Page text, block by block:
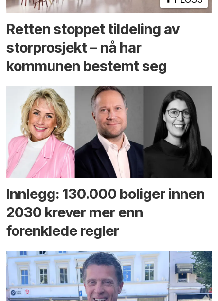
Retten stoppet tildeling av
storprosjekt – nå har
kommunen bestemt seg
Innlegg: 130.000 boliger innen
2030 krever mer enn
forenklede regler